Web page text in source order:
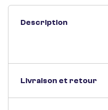
Description
Livraison et retour